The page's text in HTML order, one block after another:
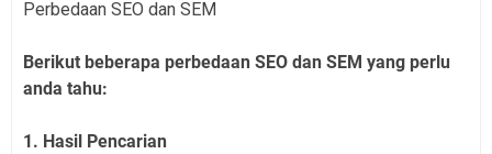
Perbedaan SEO dan SEM
Berikut beberapa perbedaan SEO dan SEM yang perlu
anda tahu:
1. Hasil Pencarian